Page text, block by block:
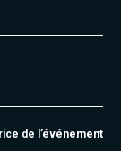
de l’événement